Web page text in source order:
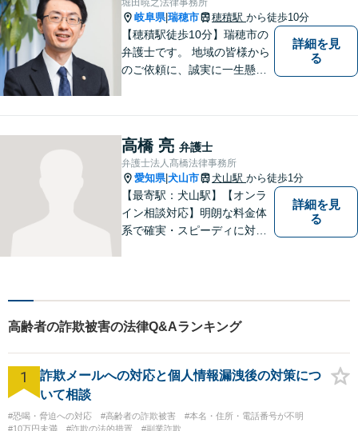
岐阜県|瑞穂市 穂積駅 から徒歩10分
【穂積駅徒歩10分】瑞穂市の
弁護士です。 地域の皆様から
のご依頼に、誠実に一生懸命
はじめとする民事事件に対応
してきました。お気軽にお電
話ください【駐車場完備】
詳細を見
る
高橋 亮 弁護士
弁護士法人髙橋法律事務所
愛知県|犬山市 犬山駅 から徒歩1分
【最寄駅：犬山駅】【オンラ
イン相談対応】明朗な料金体
系で確実・スピーディに対応
に対応します。【初回相談無
料】法律トラブルでお悩みの
方は、お気軽にご相談くださ
い。
詳細を見
る
高齢者の詐欺被害の法律Q&Aランキング
1
詐欺メールへの対応と個人情報漏洩後の対策につ
いて相談
#恐喝・脅迫への対応 #高齢者の詐欺被害
#本名・住所・電話番号が不明
#10万円未満
#詐欺の法的措置 #副業詐欺